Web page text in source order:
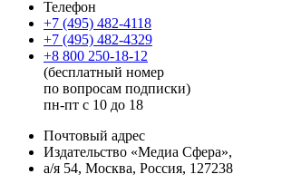
Телефон
+7 (495) 482-4118
+7 (495) 482-4329
+8 800 250-18-12
(бесплатный номер
по вопросам подписки)
пн-пт с 10 до 18
Почтовый адрес
Издательство «Медиа Сфера»,
а/я 54, Москва, Россия, 127238